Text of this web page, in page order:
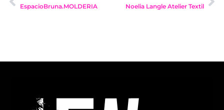
EspacioBruna.MOLDERIA Noelia Langle Atelier Textil